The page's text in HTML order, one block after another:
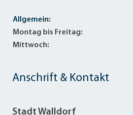
Anschrift & Kontakt
Stadt Walldorf
Allgemein:
Montag bis Freitag:
Mittwoch: